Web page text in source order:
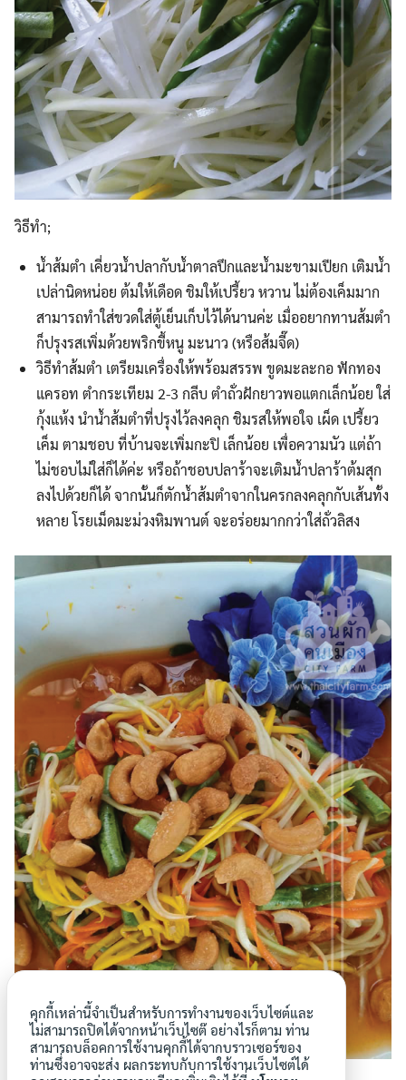
วิธีทำ;
น้ำส้มตำ เคี่ยวน้ำปลากับน้ำตาลปึกและน้ำมะขามเปียก เติมน้ำ
เปล่านิดหน่อย ต้มให้เดือด ชิมให้เปรี้ยว หวาน ไม่ต้องเค็มมาก
สามารถทำใส่ขวดใส่ตู้เย็นเก็บไว้ได้นานค่ะ เมื่ออยากทานส้มตำ
ก็ปรุงรสเพิ่มด้วยพริกขี้หนู มะนาว (หรือส้มจี๊ด)
วิธีทำส้มตำ เตรียมเครื่องให้พร้อมสรรพ ขูดมะละกอ ฟักทอง
แครอท ตำกระเทียม 2-3 กลีบ ตำถั่วฝักยาวพอแตกเล็กน้อย ใส่
กุ้งแห้ง นำน้ำส้มตำที่ปรุงไว้ลงคลุก ชิมรสให้พอใจ เผ็ด เปรี้ยว
เค็ม ตามชอบ ที่บ้านจะเพิ่มกะปิ เล็กน้อย เพื่อความนัว แต่ถ้า
ไม่ชอบไม่ใส่ก็ได้ค่ะ หรือถ้าชอบปลาร้าจะเติมน้ำปลาร้าต้มสุก
ลงไปด้วยก็ได้ จากนั้นก็ตักน้ำส้มตำจากในครกลงคลุกกับเส้นทั้ง
หลาย โรยเม็ดมะม่วงหิมพานต์ จะอร่อยมากกว่าใส่ถั่วลิสง
คุกกี้เหล่านี้จำเป็นสำหรับการทำงานของเว็บไซต์และ
ไม่สามารถปิดได้จากหน้าเว็บไซต๊ อย่างไรก็ตาม ท่าน
สามารถบล็อคการใช้งานคุกกี้ได้จากบราวเซอร์ของ
ท่านซึ่งอาจจะส่ง ผลกระทบกับการใช้งานเว็บไซต์ได้